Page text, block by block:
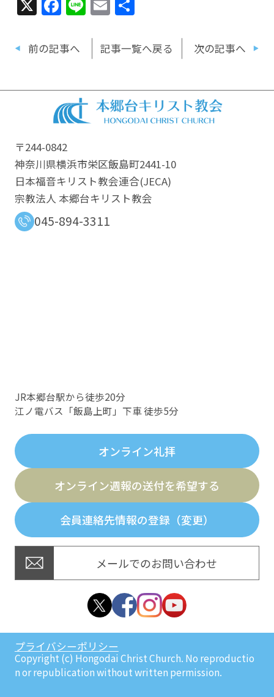
前の記事へ 記事一覧へ戻る 次の記事へ
〒244-0842
神奈川県横浜市栄区飯島町2441-10
日本福音キリスト教会連合​(JECA)
宗教法人 本郷台キリスト教会
045-894-3311
JR本郷台駅から徒歩20分
江ノ電バス「飯島上町」下車 徒歩5分
オンライン礼拝
オンライン週報の送付を希望する
会員連絡先情報の登録（変更）
メールでのお問い合わせ
プライバシーポリシー
Copyright (c) Hongodai Christ Church. No reproductio
n or republication without written permission.